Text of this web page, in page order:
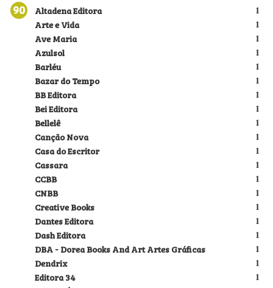
90 1
Altadena Editora
1
Arte e Vida
1
Ave Maria
1
Azulsol
1
Barléu
1
Bazar do Tempo
1
BB Editora
1
Bei Editora
1
Bellelê
1
Canção Nova
1
Casa do Escritor
1
Cassara
1
CCBB
1
CNBB
1
Creative Books
1
Dantes Editora
1
Dash Editora
1
DBA - Dorea Books And Art Artes Gráficas
1
Dendrix
1
Editora 34